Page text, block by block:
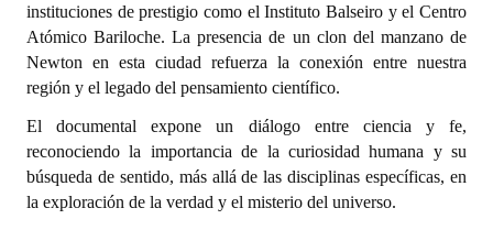
Premio al Mérito - Registro
Audiencias Públicas - Registro
Periodistas Decanos - Registro
Ciudadano Ilustre - Registro
instituciones de prestigio como el Instituto Balseiro y el Centro
Atómico Bariloche. La presencia de un clon del manzano de
Newton en esta ciudad refuerza la conexión entre nuestra
región y el legado del pensamiento científico.
El documental expone un diálogo entre ciencia y fe,
reconociendo la importancia de la curiosidad humana y su
búsqueda de sentido, más allá de las disciplinas específicas, en
la exploración de la verdad y el misterio del universo.